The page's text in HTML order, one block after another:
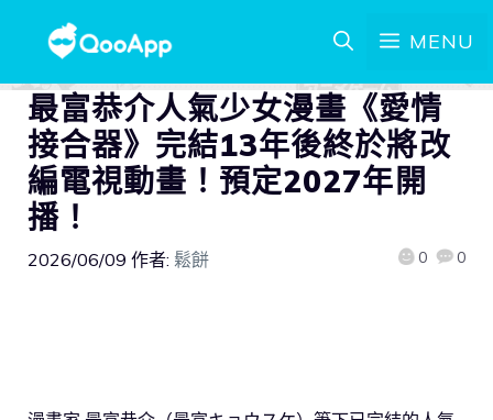
MENU
最富恭介人氣少女漫畫《愛情
接合器》完結13年後終於將改
編電視動畫！預定2027年開
播！
2026/06/09 作者: 鬆餅 0 0